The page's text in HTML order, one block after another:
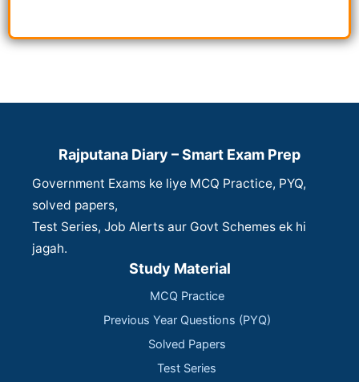
Rajputana Diary – Smart Exam Prep
Government Exams ke liye MCQ Practice, PYQ,
solved papers,
Test Series, Job Alerts aur Govt Schemes ek hi
jagah.
Study Material
MCQ Practice
Previous Year Questions (PYQ)
Solved Papers
Test Series